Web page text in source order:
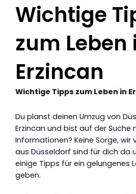
Wichtige
zum Leben
Erzincan
Wichtige Tipps zum Leben in
Du planst deinen Umzug von
Erzincan und bist auf der Suche
Informationen? Keine Sorge, wir
aus Düsseldorf sind für dich da
einige Tipps für ein gelungenes
geben.